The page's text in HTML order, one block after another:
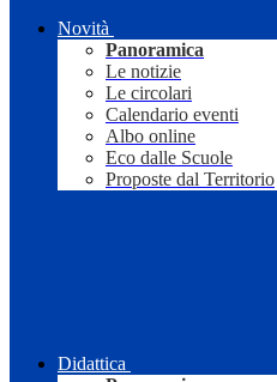
Novità
Panoramica
Le notizie
Le circolari
Calendario eventi
Albo online
Eco dalle Scuole
Proposte dal Territorio
Didattica